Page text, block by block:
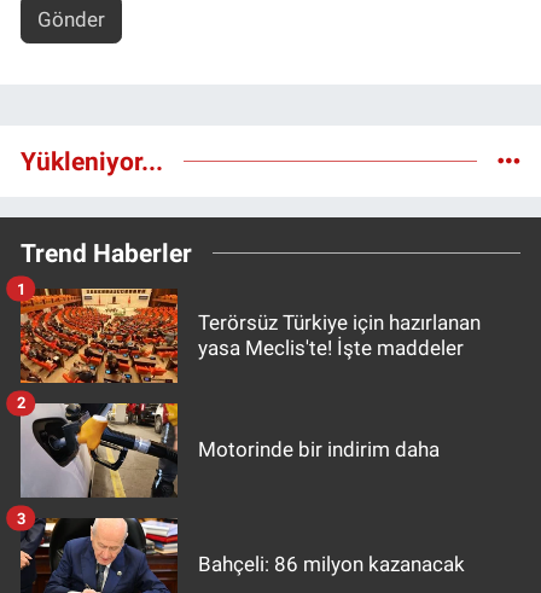
Gönder
Yükleniyor...
Trend Haberler
Terörsüz Türkiye için hazırlanan
yasa Meclis'te! İşte maddeler
1
Motorinde bir indirim daha
2
Bahçeli: 86 milyon kazanacak
3